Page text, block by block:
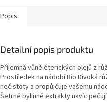
Popis
Detailní popis produktu
Příjemná vůně éterických olejů z
Prostředek na nádobí Bio Divoká
nečistoty a propůjčuje vašemu
Šetrné bylinné extrakty navíc